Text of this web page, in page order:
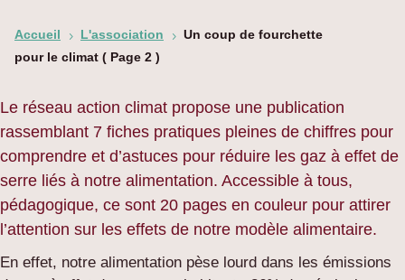
Accueil 5 L'association 5 Un coup de fourchette
pour le climat ( Page 2 )
Le réseau action climat propose une publication
rassemblant 7 fiches pratiques pleines de chiffres pour
comprendre et d’astuces pour réduire les gaz à effet de
serre liés à notre alimentation. Accessible à tous,
pédagogique, ce sont 20 pages en couleur pour attirer
l’attention sur les effets de notre modèle alimentaire.
En effet, notre alimentation pèse lourd dans les émissions